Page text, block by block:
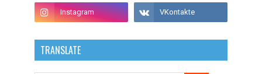
TRANSLATE